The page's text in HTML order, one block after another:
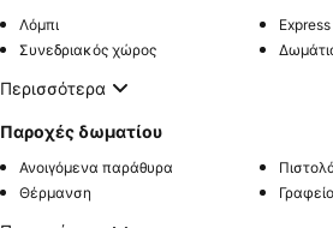
Λόμπι
Συνεδριακός χώρος
Περισσότερα
Παροχές δωματίου
Ανοιγόμενα παράθυρα
Θέρμανση
Γραφείο